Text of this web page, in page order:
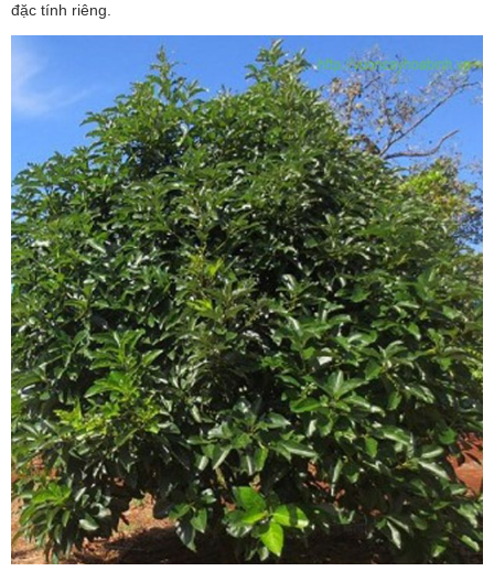
đặc tính riêng.